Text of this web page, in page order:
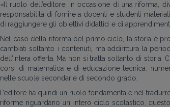
«Il ruolo dell’editore, in occasione di una riforma,
responsabilità di fornire a docenti e studenti
di raggiungere gli obiettivi didattici e di
Nel caso della riforma del primo ciclo, la storia è
cambiati soltanto i contenuti, ma addirittura la
dell’intera offerta. Ma non si tratta soltanto di storia.
corsi di matematica e di educazione tecnica,
nelle scuole secondarie di secondo grado.
L’editore ha quindi un ruolo fondamentale nel
riforme riguardano un intero ciclo scolastico,